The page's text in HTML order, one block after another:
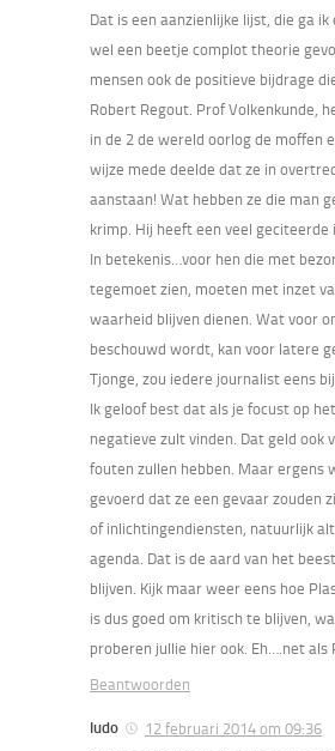
Dat is een aanzienlijke lijst, die ga
wel een beetje complot theorie
mensen ook de positieve bijdrage
Robert Regout. Prof Volkenkunde,
in de 2 de wereld oorlog de moffen
wijze mede deelde dat ze in
aanstaan! Wat hebben ze die man
krimp. Hij heeft een veel geciteerde
In betekenis…voor hen die met
tegemoet zien, moeten met inzet
waarheid blijven dienen. Wat voor
beschouwd wordt, kan voor latere
Tjonge, zou iedere journalist eens
Ik geloof best dat als je focust op
negatieve zult vinden. Dat geld ook
fouten zullen hebben. Maar ergens
gevoerd dat ze een gevaar zouden
of inlichtingendiensten, natuurlijk
agenda. Dat is de aard van het
blijven. Kijk maar weer eens hoe
is dus goed om kritisch te blijven,
proberen jullie hier ook. Eh….net als
Beantwoorden
ludo
12 februari 2014 om 09:36